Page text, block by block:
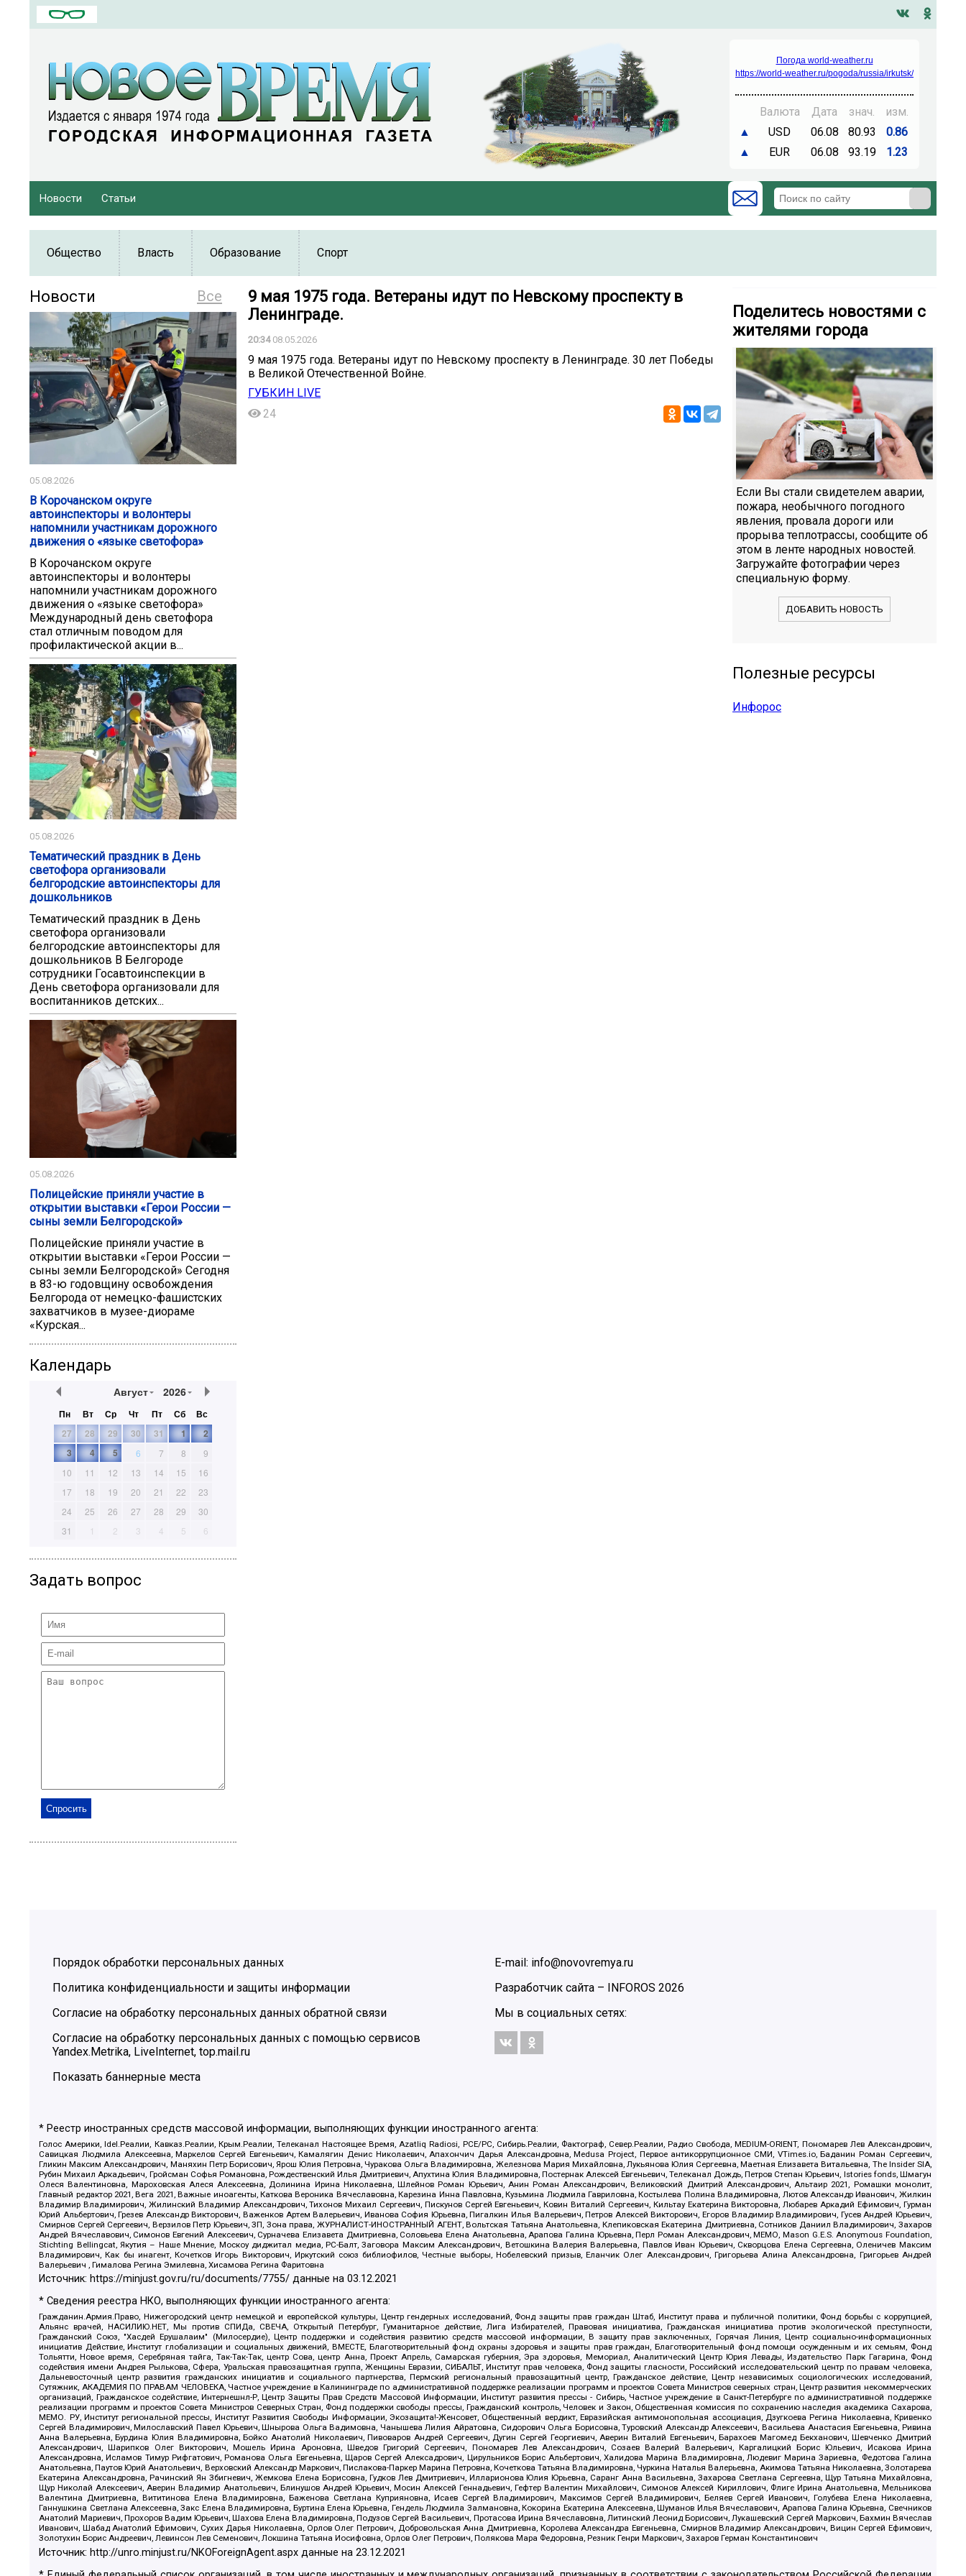
Погода world-weather.ru
https://world-weather.ru/pogoda/russia/irkutsk/
Валюта Дата знач.
изм.
▲
USD 06.08 80.93
0.86
▲
EUR 06.08 93.19 1.23
Новости Статьи
Общество Власть Образование Спорт
Все
Новости
05.08.2026
В Корочанском округе
автоинспекторы и волонтеры
напомнили участникам дорожного
движения о «языке светофора»
В Корочанском округе
автоинспекторы и волонтеры
напомнили участникам дорожного
движения о «языке светофора»
Международный день светофора
стал отличным поводом для
профилактической акции в...
05.08.2026
Тематический праздник в День
светофора организовали
белгородские автоинспекторы для
дошкольников
Тематический праздник в День
светофора организовали
белгородские автоинспекторы для
дошкольников В Белгороде
сотрудники Госавтоинспекции в
День светофора организовали для
воспитанников детских...
05.08.2026
Полицейские приняли участие в
открытии выставки «Герои России —
сыны земли Белгородской»
Полицейские приняли участие в
открытии выставки «Герои России —
сыны земли Белгородской» Сегодня
в 83-ю годовщину освобождения
Белгорода от немецко-фашистских
захватчиков в музее-диораме
«Курская...
Календарь
Август 2026
Пн Вт Ср Чт Пт Сб
Вс
27
28 29 30 31 1
2
3
4 5 6 7 8
9
10
11 12 13 14 15
16
17
18 19 20 21 22
23
24
25 26 27 28 29
30
31
1 2 3 4 5 6
Задать вопрос
9 мая 1975 года. Ветераны идут по Невскому проспекту в
Ленинграде.
20:3408.05.2026
9 мая 1975 года. Ветераны идут по Невскому проспекту в Ленинграде. 30 лет Победы
в Великой Отечественной Войне.
ГУБКИН LIVE
24
Поделитесь новостями с
жителями города
Если Вы стали свидетелем аварии,
пожара, необычного погодного
явления, провала дороги или
прорыва теплотрассы, сообщите об
этом в ленте народных новостей.
Загружайте фотографии через
специальную форму.
ДОБАВИТЬ НОВОСТЬ
Полезные ресурсы
Инфорос
Порядок обработки персональных данных
Политика конфиденциальности и защиты информации
Согласие на обработку персональных данных обратной связи
Согласие на обработку персональных данных с помощью сервисов
Yandex.Metrika, LiveInternet, top.mail.ru
Показать баннерные места
E-mail: info@novovremya.ru
Разработчик сайта –
INFOROS 2026
Мы в социальных сетях:
* Реестр иностранных средств массовой информации, выполняющих функции иностранного агента:
Голос Америки, Idel.Реалии, Кавказ.Реалии, Крым.Реалии, Телеканал Настоящее Время, Azatliq Radiosi, PCE/PC, Сибирь.Реалии, Фактограф, Север.Реалии, Радио Свобода, MEDIUM-ORIENT, Пономарев Лев Александрович,
Савицкая Людмила Алексеевна, Маркелов Сергей Евгеньевич, Камалягин Денис Николаевич, Апахончич Дарья Александровна, Medusa Project, Первое антикоррупционное СМИ, VTimes.io, Баданин Роман Сергеевич,
Гликин Максим Александрович, Маняхин Петр Борисович, Ярош Юлия Петровна, Чуракова Ольга Владимировна, Железнова Мария Михайловна, Лукьянова Юлия Сергеевна, Маетная Елизавета Витальевна, The Insider SIA,
Рубин Михаил Аркадьевич, Гройсман Софья Романовна, Рождественский Илья Дмитриевич, Апухтина Юлия Владимировна, Постернак Алексей Евгеньевич, Телеканал Дождь, Петров Степан Юрьевич, Istories fonds, Шмагун
Олеся Валентиновна, Мароховская Алеся Алексеевна, Долинина Ирина Николаевна, Шлейнов Роман Юрьевич, Анин Роман Александрович, Великовский Дмитрий Александрович, Альтаир 2021, Ромашки монолит,
Главный редактор 2021, Вега 2021, Важные иноагенты, Каткова Вероника Вячеславовна, Карезина Инна Павловна, Кузьмина Людмила Гавриловна, Костылева Полина Владимировна, Лютов Александр Иванович, Жилкин
Владимир Владимирович, Жилинский Владимир Александрович, Тихонов Михаил Сергеевич, Пискунов Сергей Евгеньевич, Ковин Виталий Сергеевич, Кильтау Екатерина Викторовна, Любарев Аркадий Ефимович, Гурман
Юрий Альбертович, Грезев Александр Викторович, Важенков Артем Валерьевич, Иванова София Юрьевна, Пигалкин Илья Валерьевич, Петров Алексей Викторович, Егоров Владимир Владимирович, Гусев Андрей Юрьевич,
Смирнов Сергей Сергеевич, Верзилов Петр Юрьевич, ЗП, Зона права, ЖУРНАЛИСТ-ИНОСТРАННЫЙ АГЕНТ, Вольтская Татьяна Анатольевна, Клепиковская Екатерина Дмитриевна, Сотников Даниил Владимирович, Захаров
Андрей Вячеславович, Симонов Евгений Алексеевич, Сурначева Елизавета Дмитриевна, Соловьева Елена Анатольевна, Арапова Галина Юрьевна, Перл Роман Александрович, МЕМО, Mason G.E.S. Anonymous Foundation,
Stichting Bellingcat, Якутия – Наше Мнение, Москоу диджитал медиа, РС-Балт, Заговора Максим Александрович, Ветошкина Валерия Валерьевна, Павлов Иван Юрьевич, Скворцова Елена Сергеевна, Оленичев Максим
Владимирович, Как бы инагент, Кочетков Игорь Викторович, Иркутский союз библиофилов, Честные выборы, Нобелевский призыв, Еланчик Олег Александрович, Григорьева Алина Александровна, Григорьев Андрей
Валерьевич , Гималова Регина Эмилевна, Хисамова Регина Фаритовна
Источник: https://minjust.gov.ru/ru/documents/7755/ данные на03.12.2021
* Сведения реестра НКО, выполняющих функции иностранного агента:
Гражданин.Армия.Право, Нижегородский центр немецкой и европейской культуры, Центр гендерных исследований, Фонд защиты прав граждан Штаб, Институт права и публичной политики, Фонд борьбы с коррупцией,
Альянс врачей, НАСИЛИЮ.НЕТ, Мы против СПИДа, СВЕЧА, Открытый Петербург, Гуманитарное действие, Лига Избирателей, Правовая инициатива, Гражданская инициатива против экологической преступности,
Гражданский Союз, "Хасдей Ерушалаим" (Милосердие), Центр поддержки и содействия развитию средств массовой информации, В защиту прав заключенных, Горячая Линия, Центр социально-информационных
инициатив Действие, Институт глобализации и социальных движений, ВМЕСТЕ, Благотворительный фонд охраны здоровья и защиты прав граждан, Благотворительный фонд помощи осужденным и их семьям, Фонд
Тольятти, Новое время, Серебряная тайга, Так-Так-Так, центр Сова, центр Анна, Проект Апрель, Самарская губерния, Эра здоровья, Мемориал, Аналитический Центр Юрия Левады, Издательство Парк Гагарина, Фонд
содействия имени Андрея Рылькова, Сфера, Уральская правозащитная группа, Женщины Евразии, СИБАЛЬТ, Институт прав человека, Фонд защиты гласности, Российский исследовательский центр по правам человека,
Дальневосточный центр развития гражданских инициатив и социального партнерства, Пермский региональный правозащитный центр, Гражданское действие, Центр независимых социологических исследований,
Сутяжник, АКАДЕМИЯ ПО ПРАВАМ ЧЕЛОВЕКА, Частное учреждение в Калининграде по административной поддержке реализации программ и проектов Совета Министров северных стран, Центр развития некоммерческих
организаций, Гражданское содействие, Интернешнл-Р, Центр Защиты Прав Средств Массовой Информации, Институт развития прессы - Сибирь, Частное учреждение в Санкт-Петербурге по административной поддержке
реализации программ и проектов Совета Министров Северных Стран, Фонд поддержки свободы прессы, Гражданский контроль, Человек и Закон, Общественная комиссия по сохранению наследия академика Сахарова,
МЕМО. РУ, Институт региональной прессы, Институт Развития Свободы Информации, Экозащита!-Женсовет, Общественный вердикт, Евразийская антимонопольная ассоциация, Дзугкоева Регина Николаевна, Кривенко
Сергей Владимирович, Милославский Павел Юрьевич, Шнырова Ольга Вадимовна, Чанышева Лилия Айратовна, Сидорович Ольга Борисовна, Туровский Александр Алексеевич, Васильева Анастасия Евгеньевна, Ривина
Анна Валерьевна, Бурдина Юлия Владимировна, Бойко Анатолий Николаевич, Пивоваров Андрей Сергеевич, Дугин Сергей Георгиевич, Аверин Виталий Евгеньевич, Барахоев Магомед Бекханович, Шевченко Дмитрий
Александрович, Шарипков Олег Викторович, Мошель Ирина Ароновна, Шведов Григорий Сергеевич, Пономарев Лев Александрович, Созаев Валерий Валерьевич, Каргалицкий Борис Юльевич, Исакова Ирина
Александровна, Исламов Тимур Рифгатович, Романова Ольга Евгеньевна, Щаров Сергей Алексадрович, Цирульников Борис Альбертович, Халидова Марина Владимировна, Людевиг Марина Зариевна, Федотова Галина
Анатольевна, Паутов Юрий Анатольевич, Верховский Александр Маркович, Пислакова-Паркер Марина Петровна, Кочеткова Татьяна Владимировна, Чуркина Наталья Валерьевна, Акимова Татьяна Николаевна, Золотарева
Екатерина Александровна, Рачинский Ян Збигневич, Жемкова Елена Борисовна, Гудков Лев Дмитриевич, Илларионова Юлия Юрьевна, Саранг Анна Васильевна, Захарова Светлана Сергеевна, Щур Татьяна Михайловна,
Щур Николай Алексеевич, Аверин Владимир Анатольевич, Блинушов Андрей Юрьевич, Мосин Алексей Геннадьевич, Гефтер Валентин Михайлович, Симонов Алексей Кириллович, Флиге Ирина Анатольевна, Мельникова
Валентина Дмитриевна, Вититинова Елена Владимировна, Баженова Светлана Куприяновна, Исаев Сергей Владимирович, Максимов Сергей Владимирович, Беляев Сергей Иванович, Голубева Елена Николаевна,
Ганнушкина Светлана Алексеевна, Закс Елена Владимировна, Буртина Елена Юрьевна, Гендель Людмила Залмановна, Кокорина Екатерина Алексеевна, Шуманов Илья Вячеславович, Арапова Галина Юрьевна, Свечников
Анатолий Мариевич, Прохоров Вадим Юрьевич, Шахова Елена Владимировна, Подузов Сергей Васильевич, Протасова Ирина Вячеславовна, Литинский Леонид Борисович, Лукашевский Сергей Маркович, Бахмин Вячеслав
Иванович, Шабад Анатолий Ефимович, Сухих Дарья Николаевна, Орлов Олег Петрович, Добровольская Анна Дмитриевна, Королева Александра Евгеньевна, Смирнов Владимир Александрович, Вицин Сергей Ефимович,
Золотухин Борис Андреевич, Левинсон Лев Семенович, Локшина Татьяна Иосифовна, Орлов Олег Петрович, Полякова Мара Федоровна, Резник Генри Маркович, Захаров Герман Константинович
Источник: http://unro.minjust.ru/NKOForeignAgent.aspx данные на23.12.2021